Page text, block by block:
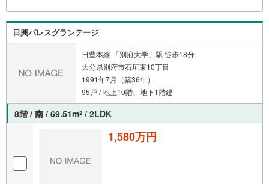
日興パレスグランテージ
日豊本線 「別府大学」駅 徒歩18分
大分県別府市石垣東10丁目
1991年7月（築36年）
95戸 / 地上10階、地下1階建
8階 / 南 / 69.51m2 / 2LDK
1,580万円